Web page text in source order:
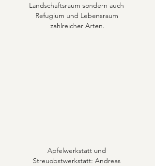
Landschaftsraum sondern auch
Refugium und Lebensraum
zahlreicher Arten.
Apfelwerkstatt und
Streuobstwerkstatt: Andreas